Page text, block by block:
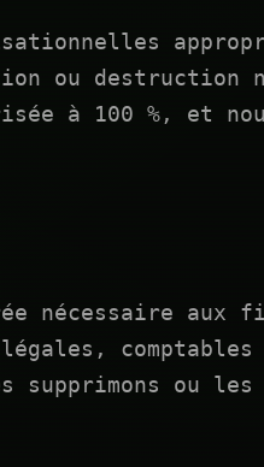
ou destruction
à 100 %, et
nécessaire aux
comptables
ou les